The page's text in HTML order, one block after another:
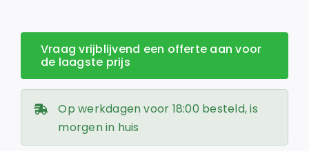
Vraag vrijblijvend een offerte aan voor
de laagste prijs
Op werkdagen voor 18:00 besteld, is
morgen in huis